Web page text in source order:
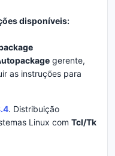
disponíveis:
gerente,
as instruções para
. Distribuição
Linux com Tcl/Tk